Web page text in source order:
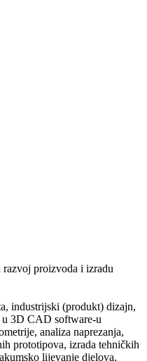
proizvoda i izradu
industrijski (produkt) dizajn,
u 3D CAD software-u
analiza naprezanja,
prototipova, izrada tehničkih
lijevanje djelova,